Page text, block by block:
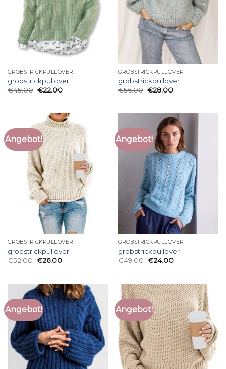
GROBSTRICKPULLOVER
grobstrickpullover
€45.00 €22.00
GROBSTRICKPULLOVER
grobstrickpullover
€56.00 €28.00
Angebot!
GROBSTRICKPULLOVER
grobstrickpullover
€52.00 €26.00
Angebot!
GROBSTRICKPULLOVER
grobstrickpullover
€49.00 €24.00
Angebot! Angebot!